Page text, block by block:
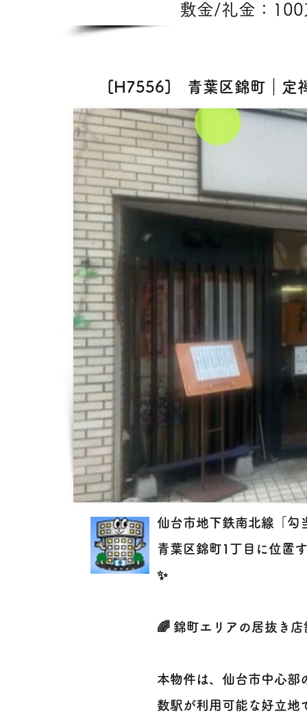
敷金/礼金：100万
[H7556] 青葉区錦町｜定
仙台市地下鉄南北線「勾
青葉区錦町1丁目に位置
✨
🌈 錦町エリアの居抜き
本物件は、仙台市中心部
数駅が利用可能な好立地